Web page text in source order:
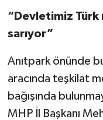
“Devletimiz
sarıyor”
Anıtpark önünde
aracında teşkilat
bağışında
MHP İl Başkanı